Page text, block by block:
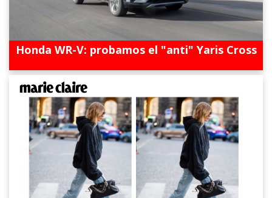
Honda WR-V: probamos el "anti" Yaris Cross